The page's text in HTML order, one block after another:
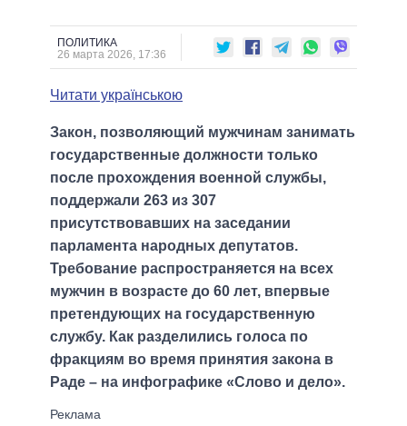
ГЛАВЫ ОБЛАДМИНИСТРАЦИЙ
МЭРЫ
ВСЕ ПЕРСОНЫ
СРАВНЕНИЕ ПОЛИТИКОВ
ПОЛИТИКА
26 марта 2026, 17:36
Читати українською
Закон, позволяющий мужчинам занимать
государственные должности только
после прохождения военной службы,
поддержали 263 из 307
присутствовавших на заседании
парламента народных депутатов.
Требование распространяется на всех
мужчин в возрасте до 60 лет, впервые
претендующих на государственную
службу. Как разделились голоса по
фракциям во время принятия закона в
Раде – на инфографике «Слово и дело».